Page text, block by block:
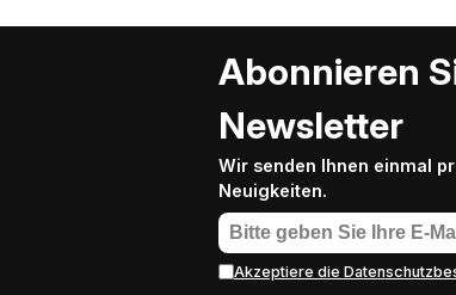
Abonnieren
Newsletter
Wir senden Ihnen einmal
Neuigkeiten.
Akzeptiere die